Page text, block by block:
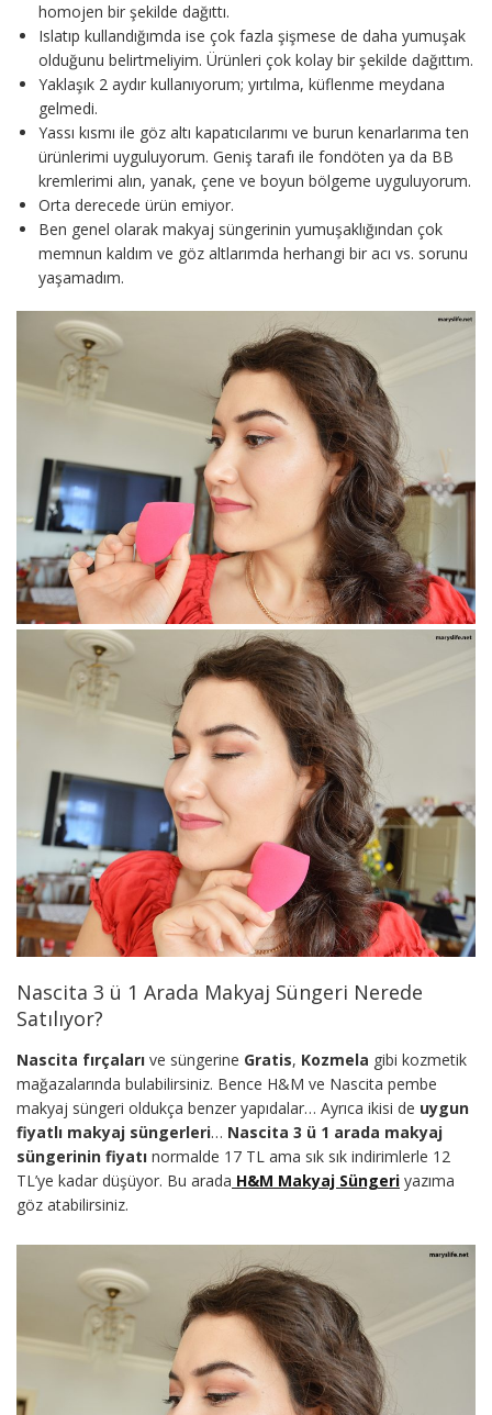
homojen bir şekilde dağıttı.
Islatıp kullandığımda ise çok fazla şişmese de daha yumuşak
olduğunu belirtmeliyim. Ürünleri çok kolay bir şekilde dağıttım.
Yaklaşık 2 aydır kullanıyorum; yırtılma, küflenme meydana
gelmedi.
Yassı kısmı ile göz altı kapatıcılarımı ve burun kenarlarıma ten
ürünlerimi uyguluyorum. Geniş tarafı ile fondöten ya da BB
kremlerimi alın, yanak, çene ve boyun bölgeme uyguluyorum.
Orta derecede ürün emiyor.
Ben genel olarak makyaj süngerinin yumuşaklığından çok
memnun kaldım ve göz altlarımda herhangi bir acı vs. sorunu
yaşamadım.
Nascita 3 ü 1 Arada Makyaj Süngeri Nerede
Satılıyor?
Nascita fırçaları ve süngerine Gratis, Kozmela gibi kozmetik
mağazalarında bulabilirsiniz. Bence H&M ve Nascita pembe
makyaj süngeri oldukça benzer yapıdalar… Ayrıca ikisi de uygun
fiyatlı makyaj süngerleri… Nascita 3 ü 1 arada makyaj
süngerinin fiyatı normalde 17 TL ama sık sık indirimlerle 12
TL’ye kadar düşüyor. Bu arada H&M Makyaj Süngeri yazıma
göz atabilirsiniz.